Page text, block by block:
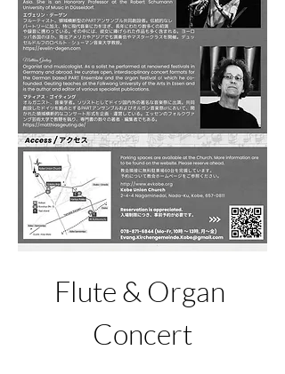
Flute & Organ
Concert